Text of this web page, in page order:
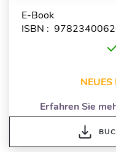
E-Book
ISBN :
Erfahren Sie